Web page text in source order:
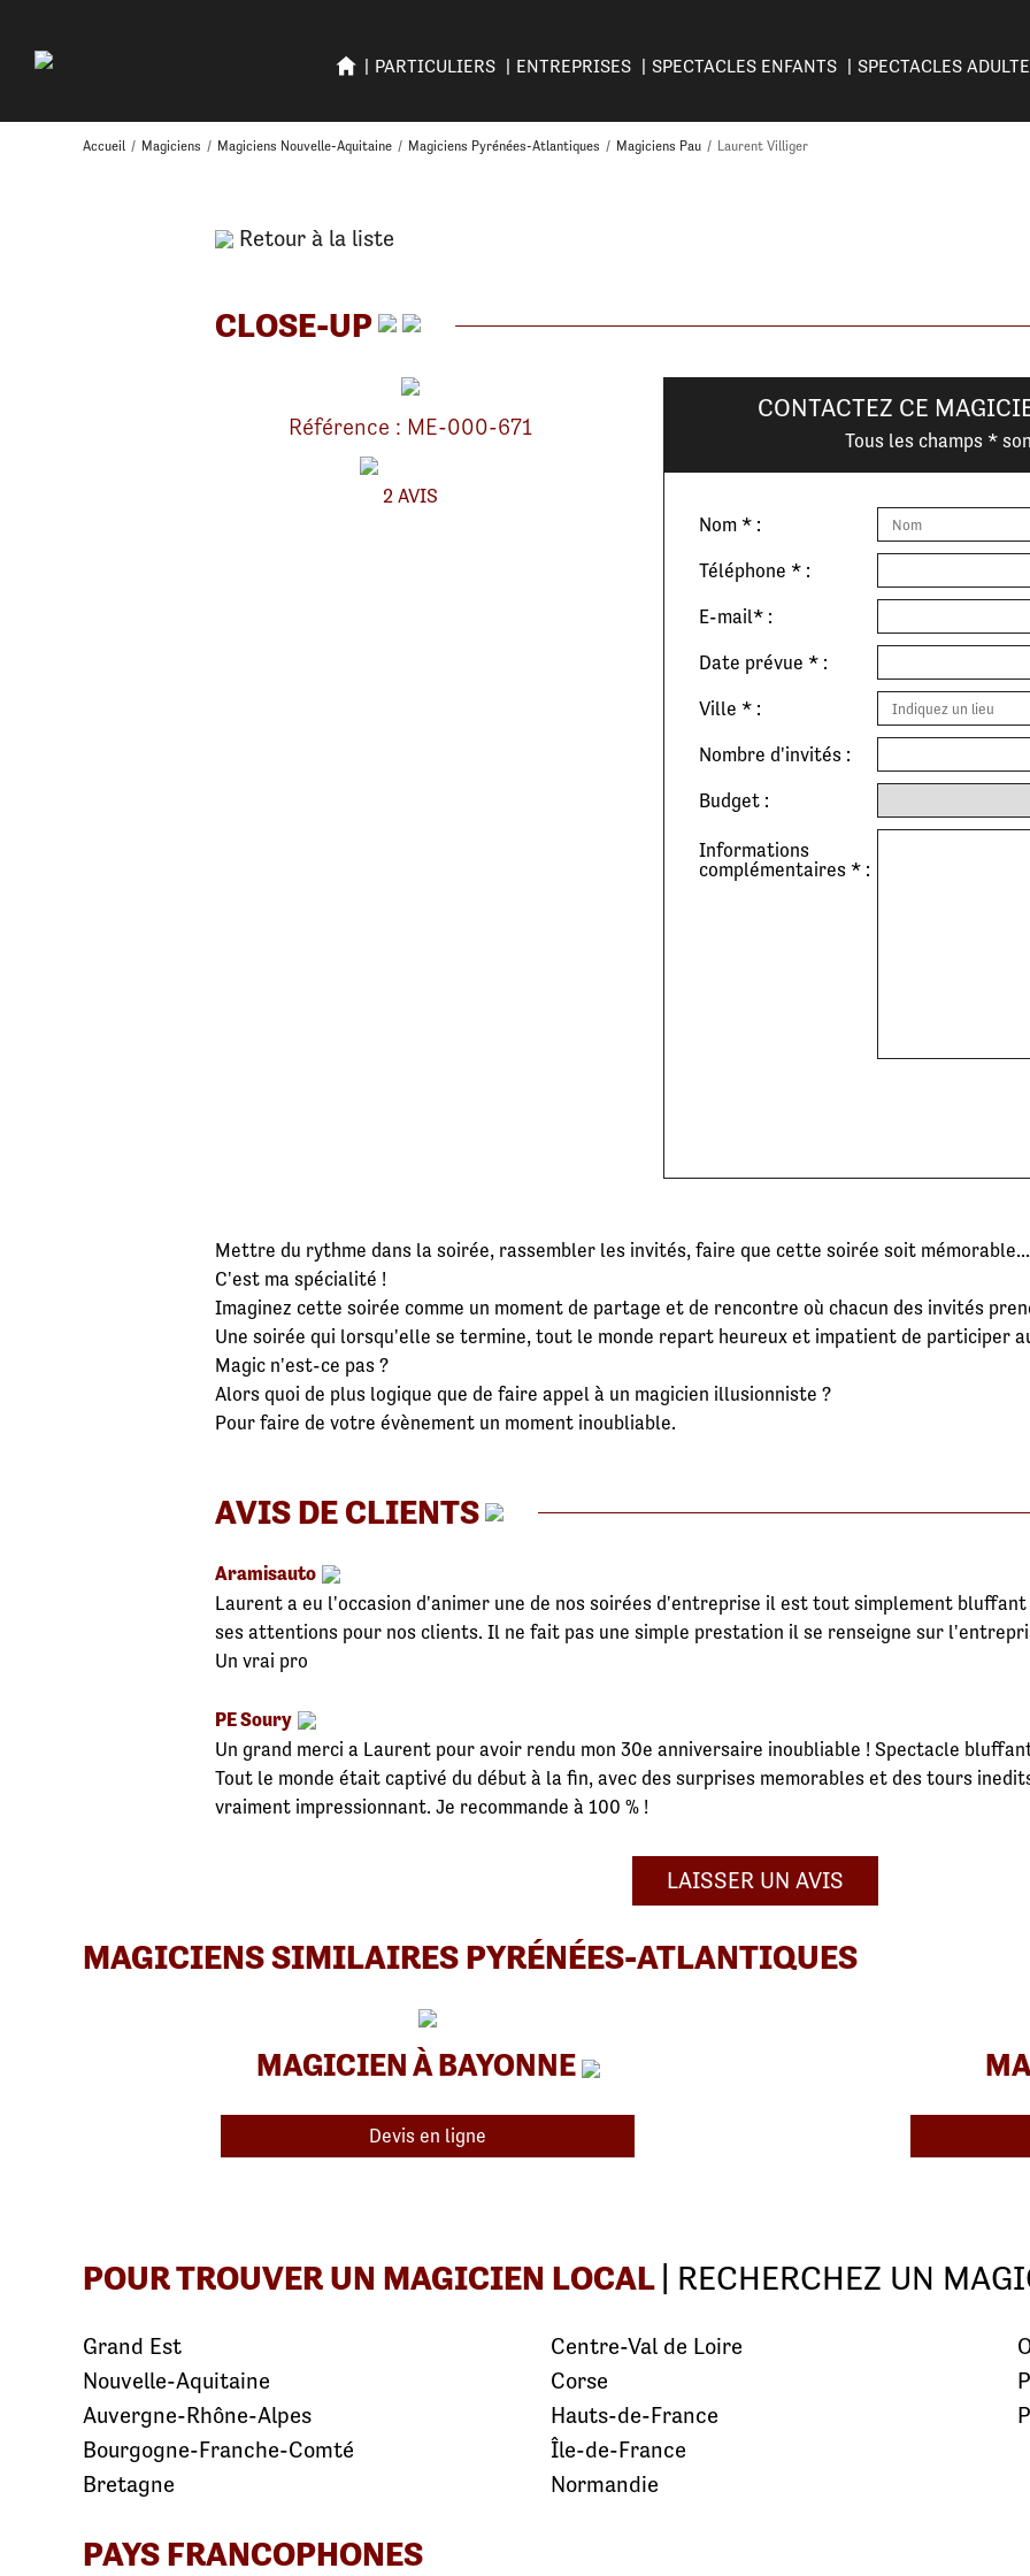
PARTICULIERS ENTREPRISES SPECTACLES ENFANTS SPECTACLES
Accueil / Magiciens / Magiciens Nouvelle-Aquitaine / Magiciens Pyrénées-Atlantiques / Magiciens Pau / Laurent Villiger
Retour à la liste
CLOSE-UP
Référence : ME-000-671
2 AVIS
CONTACTEZ CE
Tous les champs *
Nom * :
Téléphone * :
E-mail* :
Date prévue * :
Ville * :
Nombre d'invités :
Budget :
Informations
complémentaires * :
Mettre du rythme dans la soirée, rassembler les invités, faire que cette soirée soit mémorable...
C'est ma spécialité !
Imaginez cette soirée comme un moment de partage et de rencontre où chacun des invités
Une soirée qui lorsqu'elle se termine, tout le monde repart heureux et impatient de participer
Magic n'est-ce pas ?
Alors quoi de plus logique que de faire appel à un magicien illusionniste ?
Pour faire de votre évènement un moment inoubliable.
AVIS DE CLIENTS
Aramisauto
Laurent a eu l'occasion d'animer une de nos soirées d'entreprise il est tout simplement
ses attentions pour nos clients. Il ne fait pas une simple prestation il se renseigne sur
Un vrai pro
PE Soury
Un grand merci a Laurent pour avoir rendu mon 30e anniversaire inoubliable ! Spectacle
Tout le monde était captivé du début à la fin, avec des surprises memorables et des tours
vraiment impressionnant. Je recommande à 100 % !
LAISSER UN AVIS
MAGICIENS SIMILAIRES PYRÉNÉES-ATLANTIQUES
MAGICIEN À BAYONNE
Devis en ligne
POUR TROUVER UN MAGICIEN LOCAL | RECHERCHEZ UN
Grand Est
Nouvelle-Aquitaine
Auvergne-Rhône-Alpes
Bourgogne-Franche-Comté
Bretagne
Centre-Val de Loire
Corse
Hauts-de-France
Île-de-France
Normandie
PAYS FRANCOPHONES